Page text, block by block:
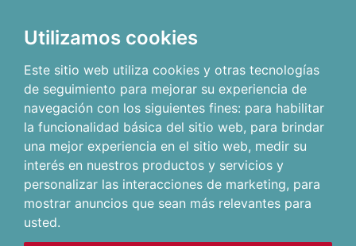
Utilizamos cookies
Este sitio web utiliza cookies y otras tecnologías
de seguimiento para mejorar su experiencia de
navegación con los siguientes fines: para habilitar
la funcionalidad básica del sitio web, para brindar
una mejor experiencia en el sitio web, medir su
interés en nuestros productos y servicios y
personalizar las interacciones de marketing, para
mostrar anuncios que sean más relevantes para
usted.